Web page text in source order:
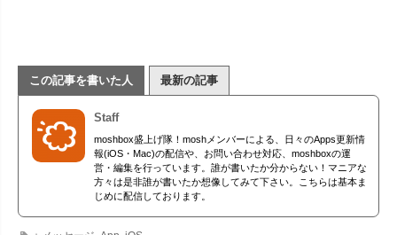
この記事を書いた人 最新の記事
Staff
moshbox盛上げ隊！moshメンバーによる、日々のApps更新情
報(iOS・Mac)の配信や、お問い合わせ対応、moshboxの運
営・編集を行っています。誰が書いたか分からない！マニアな
方々は是非誰が書いたか想像してみて下さい。こちらは基本ま
じめに配信しております。